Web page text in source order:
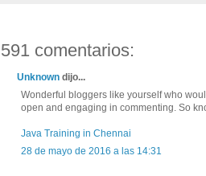
591 comentarios:
Unknown dijo...
Wonderful bloggers like yourself who
open and engaging in commenting. So
Java Training in Chennai
28 de mayo de 2016 a las 14:31